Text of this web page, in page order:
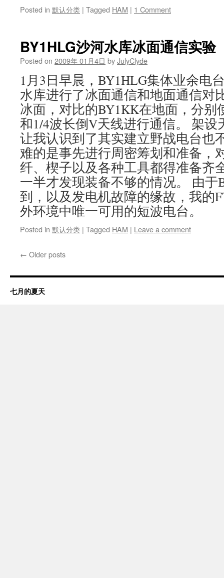
Posted in 默认分类 | Tagged HAM | 1 Comment
BY1HLG沙河水库冰面通信实验
Posted on 2009年 01月4日 byJulyClyde
1月3日早晨，BY1HLG集体业余电
水库进行了冰面通信和地面通信对
冰面，对比的BY1KK在地面，分别
和1/4波长倒V天线进行通信。 架设
让我认识到了其实建立野战电台也
难的是事先进行周密筹划和准备，
纤、楔子以及各种工具都得准备齐
一半才发现装备不够的情况。 由于
到，以及发电机故障的缘故，我的
外环境中唯一可用的短波电台。
Posted in 默认分类 | Tagged HAM | Leave a comment
← Older posts
七月的夏天